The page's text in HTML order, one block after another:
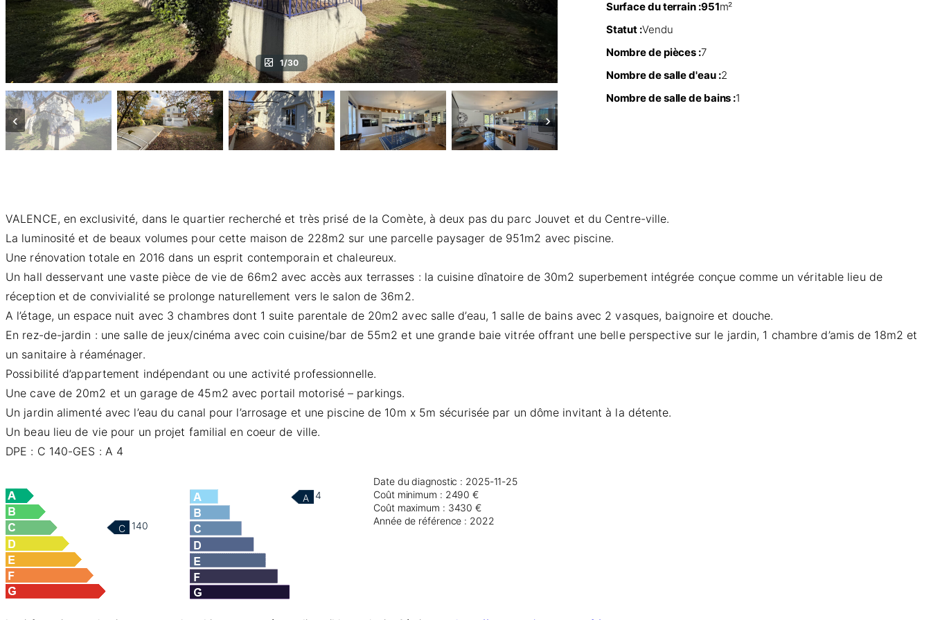
1/30
‹ ›
Surface du terrain :951m²
Statut :Vendu
Nombre de pièces :7
Nombre de salle d'eau :2
Nombre de salle de bains :1
VALENCE, en exclusivité, dans le quartier recherché et très prisé de la Comète, à deux pas du parc Jouvet et du Centre-ville.
La luminosité et de beaux volumes pour cette maison de 228m2 sur une parcelle paysager de 951m2 avec piscine.
Une rénovation totale en 2016 dans un esprit contemporain et chaleureux.
Un hall desservant une vaste pièce de vie de 66m2 avec accès aux terrasses : la cuisine dînatoire de 30m2 superbement intégrée conçue comme un véritable lieu de
réception et de convivialité se prolonge naturellement vers le salon de 36m2.
A l’étage, un espace nuit avec 3 chambres dont 1 suite parentale de 20m2 avec salle d’eau, 1 salle de bains avec 2 vasques, baignoire et douche.
En rez-de-jardin : une salle de jeux/cinéma avec coin cuisine/bar de 55m2 et une grande baie vitrée offrant une belle perspective sur le jardin, 1 chambre d’amis de 18m2 et
un sanitaire à réaménager.
Possibilité d’appartement indépendant ou une activité professionnelle.
Une cave de 20m2 et un garage de 45m2 avec portail motorisé – parkings.
Un jardin alimenté avec l’eau du canal pour l’arrosage et une piscine de 10m x 5m sécurisée par un dôme invitant à la détente.
Un beau lieu de vie pour un projet familial en coeur de ville.
DPE : C 140-GES : A 4
C 140
A 4
Date du diagnostic : 2025-11-25
Coût minimum : 2490 €
Coût maximum : 3430 €
Année de référence : 2022